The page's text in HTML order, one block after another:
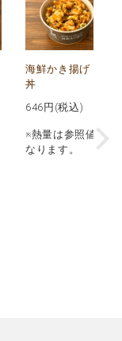
海鮮かき揚げ
丼
646 円(税込)
※熱量は参照値と
なります。